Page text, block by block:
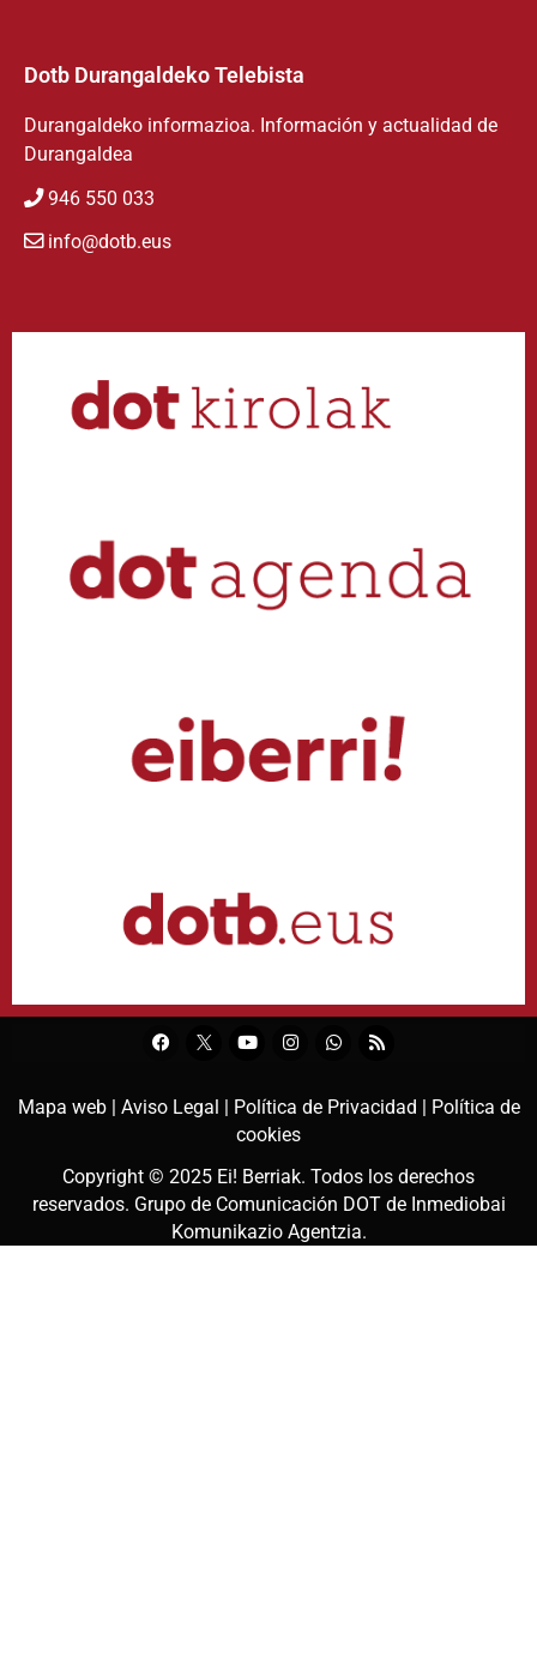
Dotb Durangaldeko Telebista
Durangaldeko informazioa. Información y actualidad de
Durangaldea
946 550 033
info@dotb.eus
Mapa web | Aviso Legal | Política de Privacidad | Política de
cookies
Copyright © 2025 Ei! Berriak. Todos los derechos
reservados. Grupo de Comunicación DOT de Inmediobai
Komunikazio Agentzia.